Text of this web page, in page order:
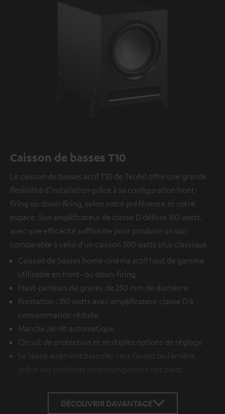
Caisson de basses T10
Le caisson de basses actif T10 de Teufel offre une grande
flexibilité d’installation grâce à sa configuration front-
firing ou down-firing, selon votre préférence et votre
espace. Son amplificateur de classe D délivre 150 watts,
avec une efficacité suffisante pour produire un son
comparable à celui d’un caisson 300 watts plus classique.
Caisson de basses home cinéma actif haut de gamme
utilisable en front- ou down-firing
Haut-parleurs de graves de 250 mm de diamètre
Prestation : 150 watts avec amplificateur classe D à
consommation réduite
Marche /arrêt automatique
Circuit de protection et multiples options de réglage
Se laisse aisément basculer vers l’avant ou l’arrière,
DÉCOUVRIR DAVANTAGE